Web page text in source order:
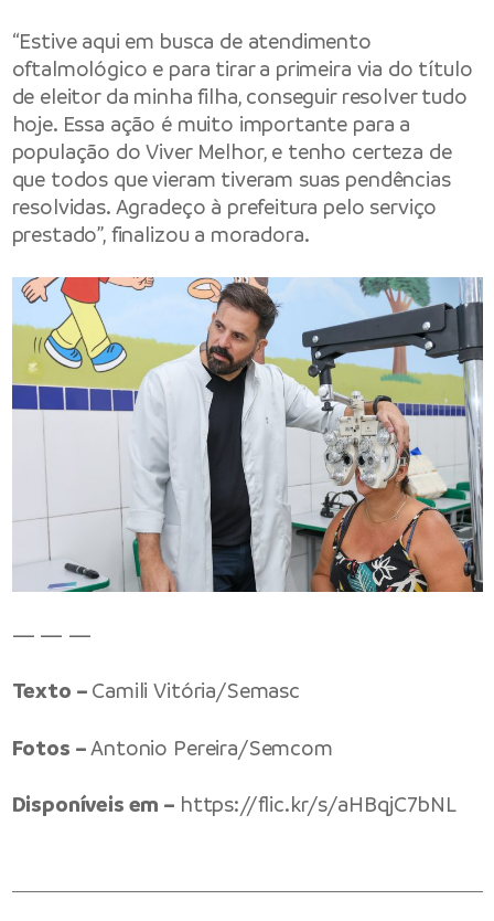
“Estive aqui em busca de atendimento
oftalmológico e para tirar a primeira via do título
de eleitor da minha filha, conseguir resolver tudo
hoje. Essa ação é muito importante para a
população do Viver Melhor, e tenho certeza de
que todos que vieram tiveram suas pendências
resolvidas. Agradeço à prefeitura pelo serviço
prestado”, finalizou a moradora.
— — —
Texto – Camili Vitória/Semasc
Fotos –Antonio Pereira/Semcom
Disponíveis em – https://flic.kr/s/aHBqjC7bNL